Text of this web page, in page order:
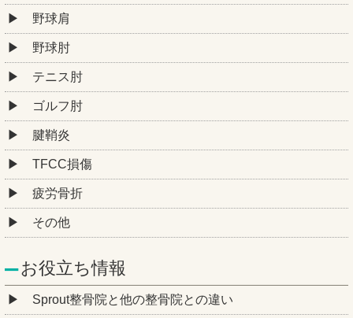
野球肩
野球肘
テニス肘
ゴルフ肘
腱鞘炎
TFCC損傷
疲労骨折
その他
お役立ち情報
Sprout整骨院と他の整骨院との違い